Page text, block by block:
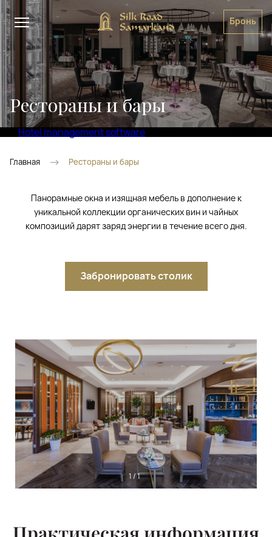
Бронь
Рестораны и бары
Hotel management software
Главная Рестораны и бары
Панорамные окна и изящная мебель в дополнение к
уникальной коллекции органических вин и чайных
композиций дарят заряд энергии в течение всего дня.
Забронировать столик
1/1